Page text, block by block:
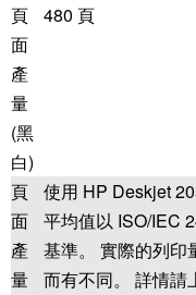
頁
面
產
量
(黑
白)
480 頁
頁
面
產
量
使用 HP Deskjet
平均值以 ISO/IEC
基準。 實際的列印
而有不同。 詳情請